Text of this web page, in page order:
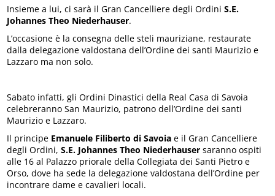
Insieme a lui, ci sarà il Gran Cancelliere degli OrdiniS.E.
Johannes Theo Niederhauser.
L’occasione è la consegna delle steli mauriziane, restaurate
dalla delegazione valdostana dell’Ordine dei santi Maurizio e
Lazzaro ma non solo.
Sabato infatti, gli Ordini Dinastici della Real Casa di Savoia
celebreranno San Maurizio, patrono dell’Ordine dei santi
Maurizio e Lazzaro.
Il principe Emanuele Filiberto di Savoia e il Gran Cancelliere
degli Ordini,S.E. Johannes Theo Niederhauser saranno ospiti
alle 16 al Palazzo priorale della Collegiata dei Santi Pietro e
Orso, dove ha sede la delegazione valdostana dell’Ordine per
incontrare dame e cavalieri locali.